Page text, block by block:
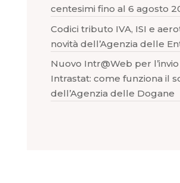
centesimi fino al 6 agosto
Codici tributo IVA, ISI e
novità dell’Agenzia delle
Nuovo Intr@Web per
Intrastat: come funziona il
dell’Agenzia delle Dogane